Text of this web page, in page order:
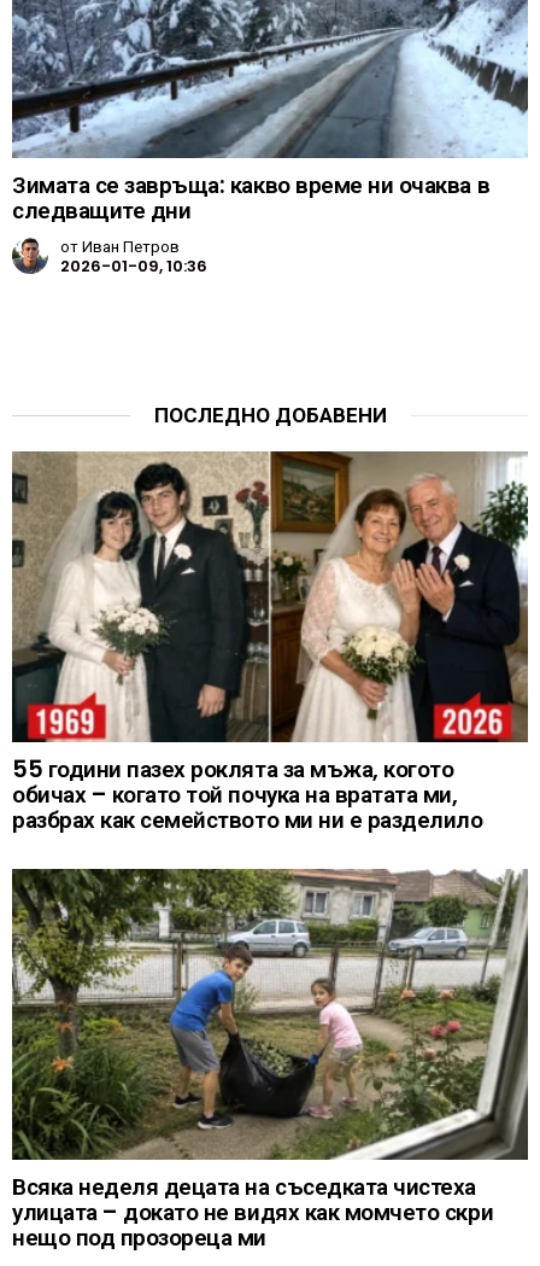
Зимата се завръща: какво време ни очаква в
следващите дни
отИван Петров
2026-01-09, 10:36
ПОСЛЕДНО ДОБАВЕНИ
55 години пазех роклята за мъжа, когото
обичах – когато той почука на вратата ми,
разбрах как семейството ми ни е разделило
Всяка неделя децата на съседката чистеха
улицата – докато не видях как момчето скри
нещо под прозореца ми